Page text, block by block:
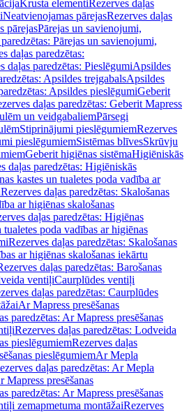
Krusta elementiRezerves daļas
Neatvienojamas pārejasRezerves daļas
pārejasPārejas un savienojumi,
Pārejas un savienojumi,
daļas paredzētas:
daļas paredzētas: PieslēgumiApsildes
Apsildes trejgabalsApsildes
Apsildes pieslēgumiGeberit
daļas paredzētas: Geberit Mapress
un veidgabaliemPārsegi
Stiprinājumi pieslēgumiemRezerves
pieslēgumiemSistēmas blīvesSkrūvju
Geberit higiēnas sistēmaHigiēniskās
daļas paredzētas: Higiēniskās
kastes un tualetes poda vadība ar
Rezerves daļas paredzētas: Skalošanas
ar higiēnas skalošanas
daļas paredzētas: Higiēnas
tualetes poda vadības ar higiēnas
Rezerves daļas paredzētas: Skalošanas
ar higiēnas skalošanas iekārtu
daļas paredzētas: Barošanas
ventiļiCaurplūdes ventiļi
daļas paredzētas: Caurplūdes
Ar Mapress presēšanas
paredzētas: Ar Mapress presēšanas
Rezerves daļas paredzētas: Lodveida
pieslēgumiemRezerves daļas
pieslēgumiemAr Mepla
daļas paredzētas: Ar Mepla
Mapress presēšanas
paredzētas: Ar Mapress presēšanas
zemapmetuma montāžaiRezerves